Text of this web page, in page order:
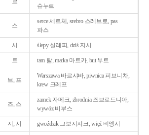
르
슈누르
스
serce 세르체, srebro 스레브로, pas
파스
시 ślepy 실레피, dziś 지시
트 tam 탐, matka 마트카, but 부트
브, 프
Warszawa 바르샤바, piwnica 피브니차,
krew 크레프
즈, 스
zamek 자메크, zbrodnia 즈브로드니아,
wywóz 비부스
지, 시 gwoździk 그보지지크, więź 비엥시